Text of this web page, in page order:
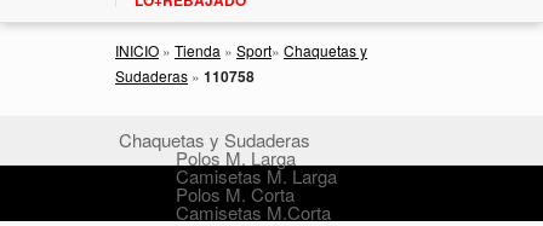
INICIO » Tienda » Sport» Chaquetas y
Sudaderas » 110758
Chaquetas y Sudaderas
Polos M. Larga
Camisetas M. Larga
Polos M. Corta
Camisetas M.Corta